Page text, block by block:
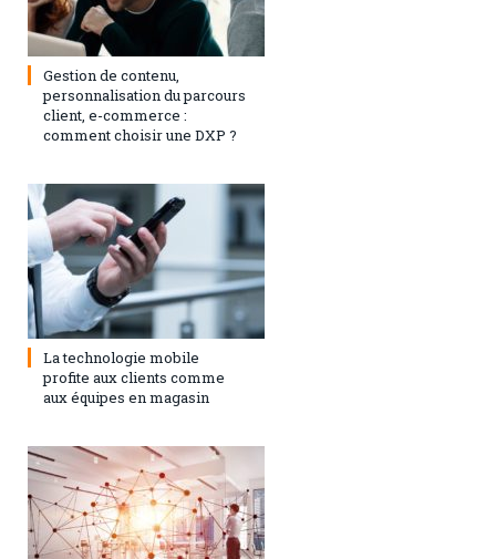
3 septembre 2024
Gestion de contenu,
personnalisation du parcours
client, e-commerce :
comment choisir une DXP ?
1 février 2021 0
La technologie mobile
profite aux clients comme
aux équipes en magasin